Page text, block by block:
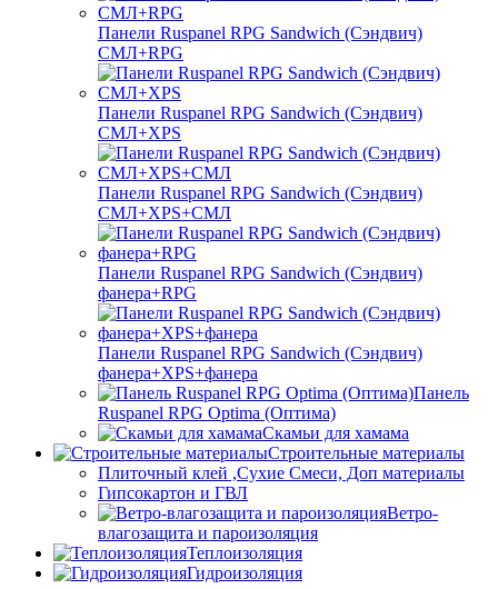
Панели Ruspanel RPG Sandwich (Сэндвич)
СМЛ+RPG
Панели Ruspanel RPG Sandwich (Сэндвич)
СМЛ+XPS
Панели Ruspanel RPG Sandwich (Сэндвич)
СМЛ+XPS+СМЛ
Панели Ruspanel RPG Sandwich (Сэндвич)
фанера+RPG
Панели Ruspanel RPG Sandwich (Сэндвич)
фанера+XPS+фанера
Панель
Ruspanel RPG Optima (Оптима)
Скамьи для хамама
Строительные материалы
Плиточный клей ,Сухие Смеси, Доп материалы
Гипсокартон и ГВЛ
Ветро-
влагозащита и пароизоляция
Теплоизоляция
Гидроизоляция